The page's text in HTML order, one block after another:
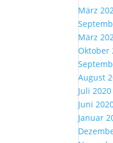
März
März
Oktober
August
Juli 2020
Juni
Januar